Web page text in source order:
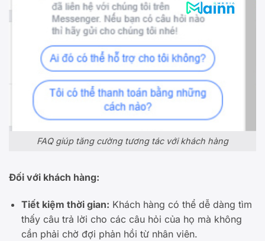
FAQ giúp tăng cường tương tác với khách hàng
Đối với khách hàng:
Tiết kiệm thời gian: Khách hàng có thể dễ dàng tìm
thấy câu trả lời cho các câu hỏi của họ mà không
cần phải chờ đợi phản hồi từ nhân viên.